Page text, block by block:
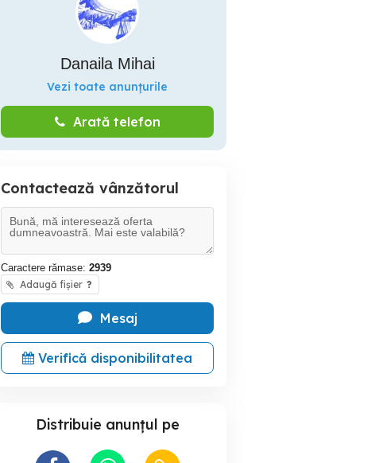
Danaila Mihai
Vezi toate anunțurile
Arată telefon
Contactează vânzătorul
Caractere rămase: 2939
Adaugă fișier ?
Mesaj
Verifică disponibilitatea
Distribuie anunțul pe